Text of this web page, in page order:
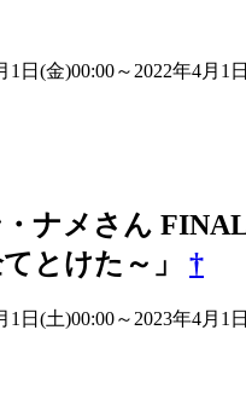
1日(金)00:00～2022年4月1
ナメさん
とけた～」 †
1日(土)00:00～2023年4月1